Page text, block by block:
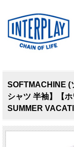
SOFTMACHINE
シャツ 半袖】【
SUMMER